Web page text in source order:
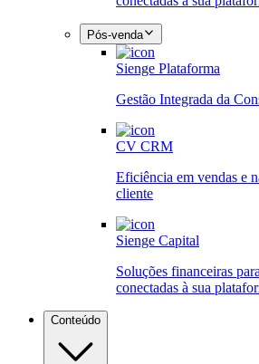
Pós-venda
Sienge Plataforma
Gestão Integrada da
CV CRM
Eficiência em vendas e
cliente
Sienge Capital
Soluções financeiras
conectadas à sua
Conteúdo